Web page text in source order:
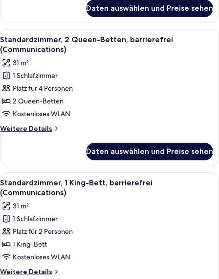
1 King-
Bett,
barrierefrei
(Communications,
Accessible
Tub)
Daten auswählen und Preise sehen
Alle
Fotos
für
Standardzimmer,
2 Queen-
Betten,
barrierefrei
(Communications)
anzeigen
Ein Hotelzimmer mit zwei Betten,
4
Standardzimmer, 2 Queen-Betten, barrierefrei
(Communications)
31 m²
1 Schlafzimmer
Platz für 4 Personen
2 Queen-Betten
Kostenloses WLAN
Weitere Details
Weitere
2 Queen-
Betten,
barrierefrei
(Communications)
Daten auswählen und Preise sehen
Alle
Fotos
für
Standardzimmer,
1 King-
Bett,
barrierefrei
(Communications)
anzeigen
Ein Hotelzimmer mit einem großen
4
Standardzimmer, 1 King-Bett, barrierefrei
(Communications)
31 m²
1 Schlafzimmer
Platz für 2 Personen
1 King-Bett
Kostenloses WLAN
Weitere Details
Weitere